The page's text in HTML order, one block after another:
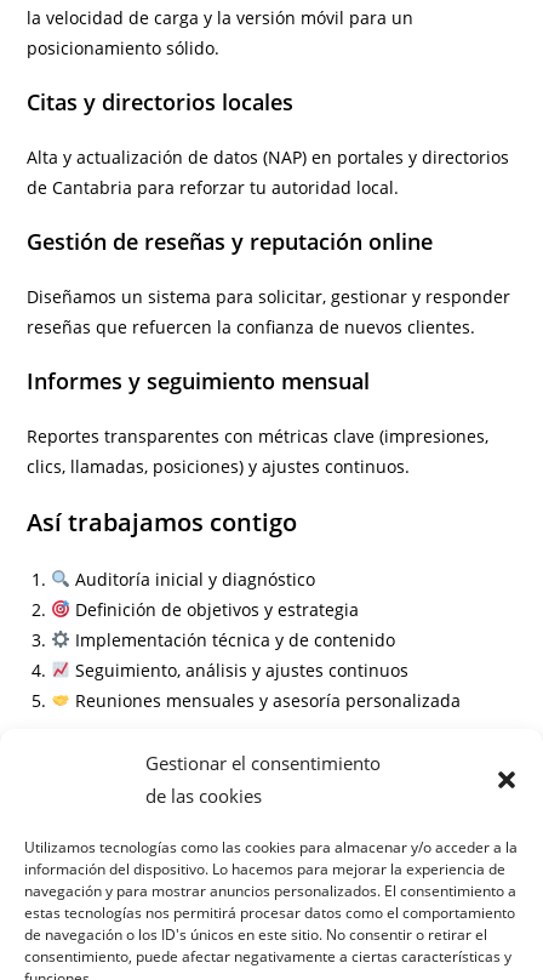
Gestionar el consentimiento
de las cookies
Utilizamos tecnologías como las cookies para almacenar y/o acceder a la
información del dispositivo. Lo hacemos para mejorar la experiencia de
navegación y para mostrar anuncios personalizados. El consentimiento a
estas tecnologías nos permitirá procesar datos como el comportamiento
de navegación o los ID's únicos en este sitio. No consentir o retirar el
consentimiento, puede afectar negativamente a ciertas características y
la velocidad de carga y la versión móvil para un
posicionamiento sólido.
Citas y directorios locales
Alta y actualización de datos (NAP) en portales y directorios
de Cantabria para reforzar tu autoridad local.
Gestión de reseñas y reputación online
Diseñamos un sistema para solicitar, gestionar y responder
reseñas que refuercen la confianza de nuevos clientes.
Informes y seguimiento mensual
Reportes transparentes con métricas clave (impresiones,
clics, llamadas, posiciones) y ajustes continuos.
Así trabajamos contigo
Auditoría inicial y diagnóstico
Definición de objetivos y estrategia
Implementación técnica y de contenido
Seguimiento, análisis y ajustes continuos
Reuniones mensuales y asesoría personalizada
Información
¿Cuánto tiempo tardaré en ver resultados?
¿Necesito un contrato a largo plazo?
¿Cómo medís el éxito de la campaña?
¿Trabajáis solo en Suances?